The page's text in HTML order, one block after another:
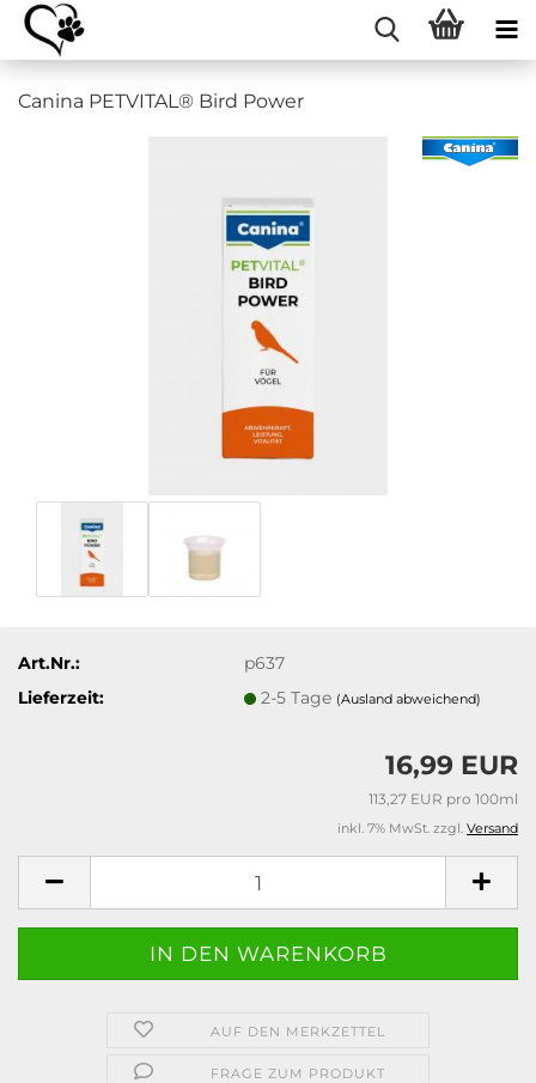
Canina PETVITAL® Bird Power
Art.Nr.:
p637
Lieferzeit:
2-5 Tage (Ausland abweichend)
16,99 EUR
113,27 EUR pro 100ml
inkl. 7% MwSt. zzgl. Versand
AUF DEN MERKZETTEL
FRAGE ZUM PRODUKT